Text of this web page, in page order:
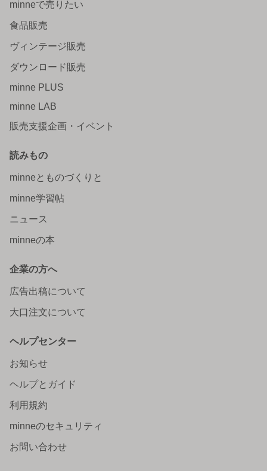
minneで売りたい
食品販売
ヴィンテージ販売
ダウンロード販売
minne PLUS
minne LAB
販売支援企画・イベント
読みもの
minneとものづくりと
minne学習帖
ニュース
minneの本
企業の方へ
広告出稿について
大口注文について
ヘルプセンター
お知らせ
ヘルプとガイド
利用規約
minneのセキュリティ
お問い合わせ